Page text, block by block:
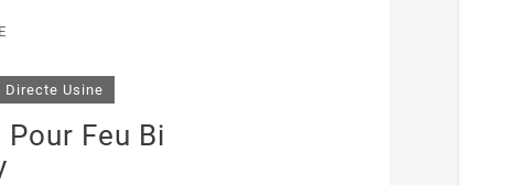
Directe Usine
Feu Bi